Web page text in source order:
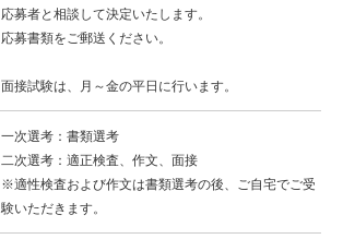
応募者と相談して決定いたします。
応募書類をご郵送ください。
面接試験は、月～金の平日に行います。
一次選考：書類選考
二次選考：適正検査、作文、面接
※適性検査および作文は書類選考の後、ご自宅でご受
験いただきます。